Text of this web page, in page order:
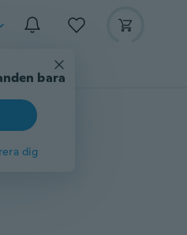
bara
dig
Mer